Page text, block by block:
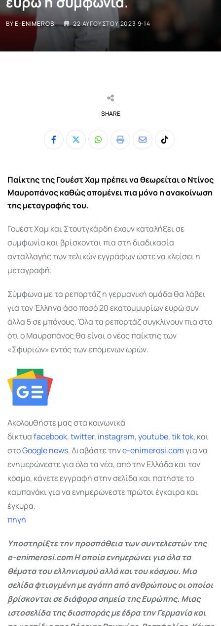
BYE-ENIMEROSI 22 ΑΥΓΟΎΣΤΟΥ 2023 9:14
SHARE
Whatsapp
Print
ShareTiktok
Παίκτης της Γουέστ Χαμ πρέπει να θεωρείται ο Ντίνος
Μαυροπάνος καθώς απομένει πια μόνο η ανακοίνωση
της μεταγραφής του.
Γουέστ Χαμ και Στουτγκάρδη έχουν καταλήξει σε
συμφωνία και βρίσκονται πια στη διαδικασία
ανταλλαγής των τελικών εγγράφων ώστε να κλείσει η
μεταγραφή.
Σύμφωνα με τα ρεπορτάζ η γερμανική ομάδα θα λάβει
για τον Έλληνα άσο ποσό 20 εκατομμυρίων ευρώ συν
άλλα 5 σε μπόνους. Όλα τα ρεπορτάζ συγκλίνουν πια στο
ότι ο Μαυροπάνος θα είναι ο νέος παίκτης των
«Σφυριών» εντός των επόμενων ωρών.
Ακολουθήστε μας στα κοινωνικά
δίκτυαfacebook,twitter, instagram,youtube,tik tok, και
στοGooglenews.Διαβάστε τηνe-enimerosi.comγια να
ενημερώνεστε για όλα τα νέα, από την Ελλάδα και τον
κόσμο, κάνετε εγγραφή στην σελίδα και πατήστε το
καμπανάκι για να ενημερώνεστε πρώτοι έγκαιρα και
έγκυρα.
πηγή
Υποστηρίξτε την προσπάθεια των συντελεστών της
e-enimerosi.com Η οποία ενημερώνει για όλα τα
θέματα του ελληνισμού αλλά και του κόσμου. Μια
σελίδα φτιαγμένη με αγάπη από ανθρώπους οι οποίοι
βρίσκονται σε διάφορα σημεία της Ευρώπης. Μιας
ιστοσελίδα της διασποράς με έδρα την Γερμανία και